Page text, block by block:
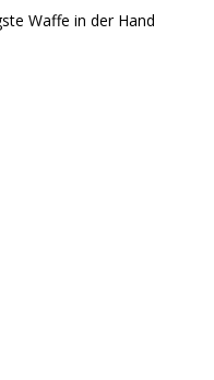
Waffe in der Hand